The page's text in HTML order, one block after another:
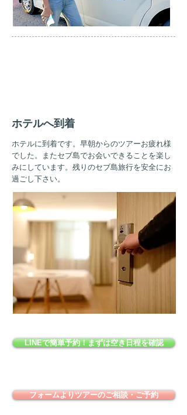
ホテルへ到着
ホテルに到着です。早朝からのツアーお疲れ様
でした。またセブ島でお会いできることを楽し
みにしています。残りのセブ島旅行を安全にお
過ごし下さい。
LINEで簡単予約！まずは空き日程を確認
フォームよりツアーのご相談・ご予約